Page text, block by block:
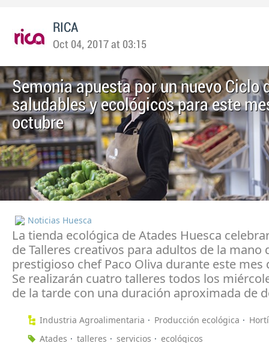
RICA
Oct 04, 2017 at 03:15
Semonia apuesta por un nuevo Ciclo
saludables y ecológicos para este
octubre
Noticias Huesca
La tienda ecológica de Atades Huesca
de Talleres creativos para adultos de la mano
prestigioso chef Paco Oliva durante este mes
Se realizarán cuatro talleres todos los
de la tarde con una duración aproximada de
Industria Agroalimentaria Producción ecológica
Atades
talleres servicios ecológicos